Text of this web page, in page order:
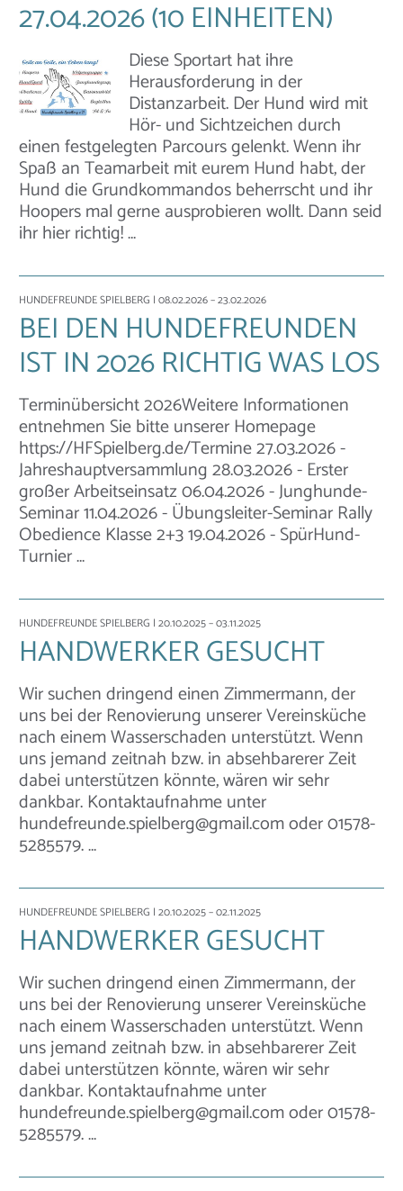
27.04.2026 (10 EINHEITEN)
Diese Sportart hat ihre
Herausforderung in der
Distanzarbeit. Der Hund wird mit
Hör- und Sichtzeichen durch
einen festgelegten Parcours gelenkt. Wenn ihr
Spaß an Teamarbeit mit eurem Hund habt, der
Hund die Grundkommandos beherrscht und ihr
Hoopers mal gerne ausprobieren wollt. Dann seid
ihr hier richtig! …
HUNDEFREUNDE SPIELBERG | 08.02.2026 – 23.02.2026
BEI DEN HUNDEFREUNDEN
IST IN 2026 RICHTIG WAS LOS
Terminübersicht 2026Weitere Informationen
entnehmen Sie bitte unserer Homepage
https://HFSpielberg.de/Termine 27.03.2026 -
Jahreshauptversammlung 28.03.2026 - Erster
großer Arbeitseinsatz 06.04.2026 - Junghunde-
Seminar 11.04.2026 - Übungsleiter-Seminar Rally
Obedience Klasse 2+3 19.04.2026 - SpürHund-
Turnier …
HUNDEFREUNDE SPIELBERG | 20.10.2025 – 03.11.2025
HANDWERKER GESUCHT
Wir suchen dringend einen Zimmermann, der
uns bei der Renovierung unserer Vereinsküche
nach einem Wasserschaden unterstützt. Wenn
uns jemand zeitnah bzw. in absehbarerer Zeit
dabei unterstützen könnte, wären wir sehr
dankbar. Kontaktaufnahme unter
hundefreunde.spielberg@gmail.com oder 01578-
5285579. …
HUNDEFREUNDE SPIELBERG | 20.10.2025 – 02.11.2025
HANDWERKER GESUCHT
Wir suchen dringend einen Zimmermann, der
uns bei der Renovierung unserer Vereinsküche
nach einem Wasserschaden unterstützt. Wenn
uns jemand zeitnah bzw. in absehbarerer Zeit
dabei unterstützen könnte, wären wir sehr
dankbar. Kontaktaufnahme unter
hundefreunde.spielberg@gmail.com oder 01578-
5285579. …